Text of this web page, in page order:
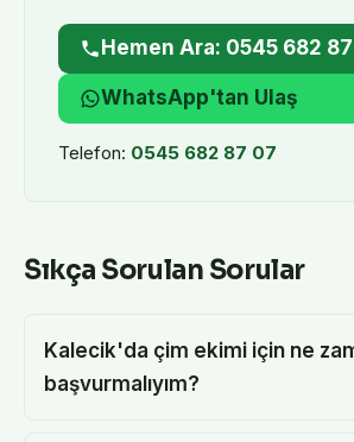
Hemen Ara: 0545 682
WhatsApp'tan Ulaş
Telefon: 0545 682 87 07
Sıkça Sorulan Sorular
Kalecik'da çim ekimi için ne
başvurmalıyım?